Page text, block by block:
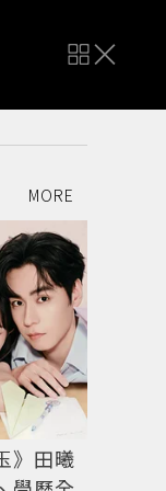
MORE
》田曦